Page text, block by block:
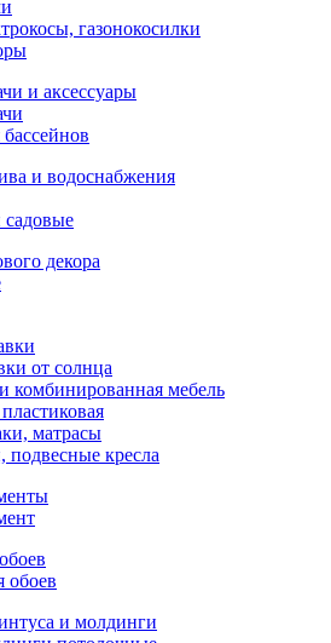
газонокосилки
и аксессуары
и водоснабжения
декора
от солнца
комбинированная мебель
матрасы
подвесные кресла
обоев
и молдинги